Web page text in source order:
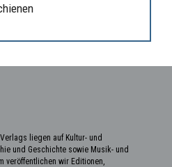
liegen auf Kultur- und
und Geschichte sowie Musik- und
veröffentlichen wir Editionen,